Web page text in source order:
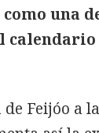
una
Feijóo a